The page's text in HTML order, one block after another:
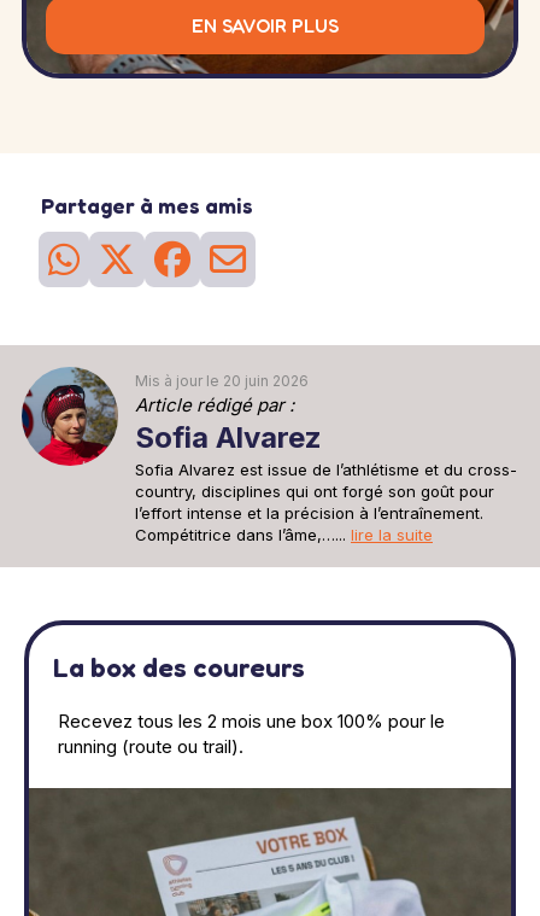
EN SAVOIR PLUS
Partager à mes amis
Mis à jour le 20 juin 2026
Article rédigé par :
Sofia Alvarez
Sofia Alvarez est issue de l’athlétisme et du cross-
country, disciplines qui ont forgé son goût pour
l’effort intense et la précision à l’entraînement.
Compétitrice dans l’âme,…... lire la suite
La box des coureurs
Recevez tous les 2 mois une box 100% pour le
running (route ou trail).